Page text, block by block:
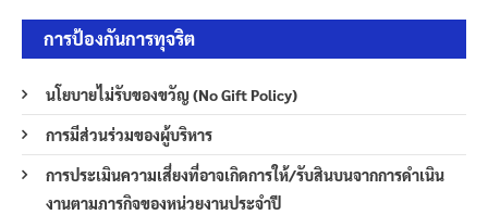
การป้องกันการทุจริต
นโยบายไม่รับของขวัญ (No Gift Policy)
การมีส่วนร่วมของผู้บริหาร
การประเมินความเสี่ยงที่อาจเกิดการให้/รับสินบนจากการดำเนิน
งานตามภารกิจของหน่วยงานประจำปี